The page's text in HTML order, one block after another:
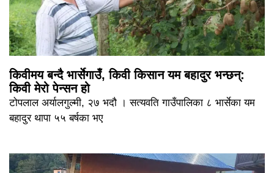
किवीमय बन्दै भार्सेगाउँ, किवी किसान यम बहादुर भन्छन्:
किवी मेरो पेन्सन हो
टोपलाल अर्यालगुल्मी, २७ भदौ । सत्यवति गाउँपालिका ८ भार्सेका यम
बहादुर थापा ५५ बर्षका भए